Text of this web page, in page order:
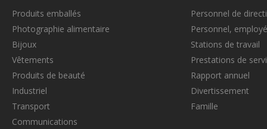
Produits emballés
Photographie alimentaire
Bijoux
Vêtements
Produits de beauté
Industriel
Transport
Communications
Personnel de
Personnel,
Stations de travail
Prestations de
Rapport annuel
Divertissement
Famille